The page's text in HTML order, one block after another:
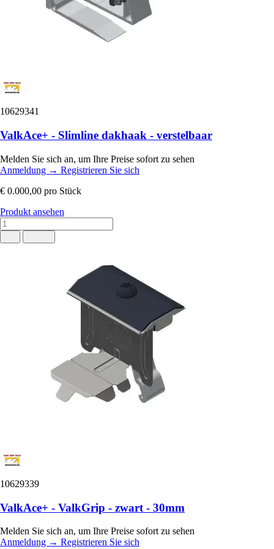
10629341
ValkAce+ - Slimline dakhaak - verstelbaar
Melden Sie sich an, um Ihre Preise sofort zu sehen
Anmeldung → Registrieren Sie sich
€ 0.000,00 pro Stück
Produkt ansehen
10629339
ValkAce+ - ValkGrip - zwart - 30mm
Melden Sie sich an, um Ihre Preise sofort zu sehen
Anmeldung → Registrieren Sie sich